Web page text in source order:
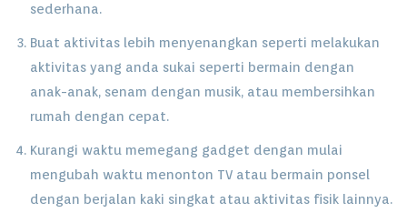
sederhana.
Buat aktivitas lebih menyenangkan seperti melakukan
aktivitas yang anda sukai seperti bermain dengan
anak-anak, senam dengan musik, atau membersihkan
rumah dengan cepat.
Kurangi waktu memegang gadget dengan mulai
mengubah waktu menonton TV atau bermain ponsel
dengan berjalan kaki singkat atau aktivitas fisik lainnya.